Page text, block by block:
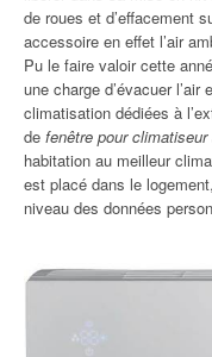
de roues et d’effacement
accessoire en effet l’air
Pu le faire valoir cette
une charge d’évacuer
climatisation dédiées à
de fenêtre pour
habitation au meilleur
est placé dans le
niveau des données